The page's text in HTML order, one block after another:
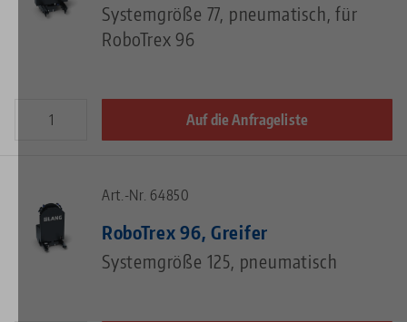
Systemgröße 77, pneumatisch, für
RoboTrex 96
Auf die Anfrageliste
Art.-Nr. 64850
RoboTrex 96, Greifer
Systemgröße 125, pneumatisch